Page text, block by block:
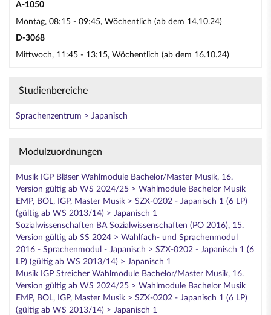
A-1050
Montag, 08:15 - 09:45, Wöchentlich (ab dem 14.10.24)
D-3068
Mittwoch, 11:45 - 13:15, Wöchentlich (ab dem 16.10.24)
Studienbereiche
Sprachenzentrum > Japanisch
Modulzuordnungen
Musik IGP Bläser Wahlmodule Bachelor/Master Musik, 16.
Version gültig ab WS 2024/25 > Wahlmodule Bachelor Musik
EMP, BOL, IGP, Master Musik > SZX-0202 - Japanisch 1 (6 LP)
(gültig ab WS 2013/14) > Japanisch 1
Sozialwissenschaften BA Sozialwissenschaften (PO 2016), 15.
Version gültig ab SS 2024 > Wahlfach- und Sprachenmodul
2016 - Sprachenmodul - Japanisch > SZX-0202 - Japanisch 1 (6
LP) (gültig ab WS 2013/14) > Japanisch 1
Musik IGP Streicher Wahlmodule Bachelor/Master Musik, 16.
Version gültig ab WS 2024/25 > Wahlmodule Bachelor Musik
EMP, BOL, IGP, Master Musik > SZX-0202 - Japanisch 1 (6 LP)
(gültig ab WS 2013/14) > Japanisch 1